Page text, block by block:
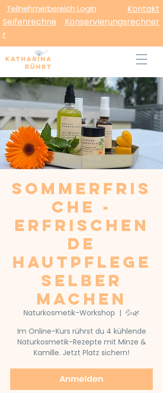
Teilnehmerbereich LogIn
Kontakt
Seifenrechne
r
Konservierungsrechner
Sommerfris
che -
Erfrischen
de
Hautpflege
selber
machen
Naturkosmetik-Workshop
  |
💦🌿
Im Online-Kurs rührst du 4 kühlende
Naturkosmetik-Rezepte mit Minze &
Kamille. Jetzt Platz sichern!
Anmelden